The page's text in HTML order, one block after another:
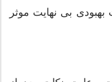
بی نهایت موثر